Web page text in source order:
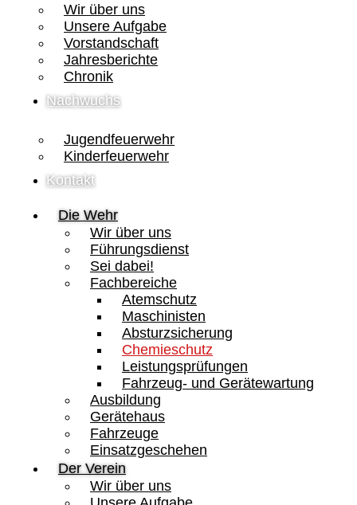
Wir über uns
Unsere Aufgabe
Vorstandschaft
Jahresberichte
Chronik
Nachwuchs
Jugendfeuerwehr
Kinderfeuerwehr
Kontakt
Die Wehr
Wir über uns
Führungsdienst
Sei dabei!
Fachbereiche
Atemschutz
Maschinisten
Absturzsicherung
Chemieschutz
Leistungsprüfungen
Fahrzeug- und Gerätewartung
Ausbildung
Gerätehaus
Fahrzeuge
Einsatzgeschehen
Der Verein
Wir über uns